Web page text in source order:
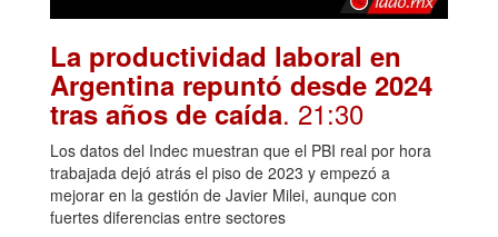
La productividad laboral en
Argentina repuntó desde 2024
tras años de caída. 21:30
Los datos del Indec muestran que el PBI real por hora
trabajada dejó atrás el piso de 2023 y empezó a
mejorar en la gestión de Javier Milei, aunque con
fuertes diferencias entre sectores